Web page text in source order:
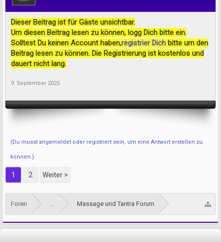
Dieser Beitrag ist für Gäste unsichtbar.
Um diesen Beitrag lesen zu können, logg Dich bitte ein.
Solltest Du keinen Account haben,registrier Dich bitte um den
Beitrag lesen zu können. Die Registrierung ist kostenlos und
dauert nicht lang.
9. September 2025
(Du musst angemeldet oder registriert sein, um eine Antwort erstellen zu
können.)
1 2 Weiter >
Foren ... Massage und Tantra Forum